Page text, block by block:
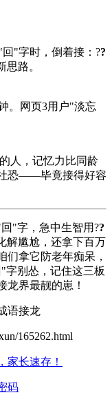
"字时，倒着接：??
思路。
。网页3用户"淡忘
人，记忆力比同龄
恐——毕竟接得好容
"字，急中生智用??
解尴尬，还拿下百万
们拿它防老年痴呆，
字别怂，记住这三板
界最靓的崽！
语接龙
165262.html
家长速存！
码